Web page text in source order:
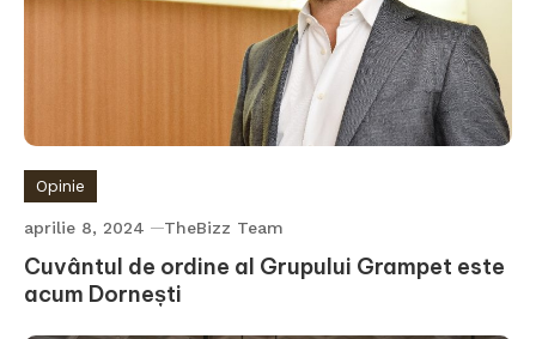
Opinie
aprilie 8, 2024 TheBizz Team
Cuvântul de ordine al Grupului Grampet este
acum Dornești